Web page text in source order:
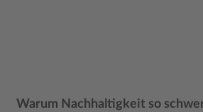
Warum Nachhaltigkeit so